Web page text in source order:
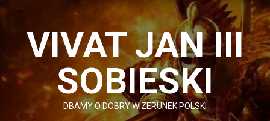
Przejdź
VIVAT JAN III
SOBIESKI
DBAMY O DOBRY WIZERUNEK POLSKI